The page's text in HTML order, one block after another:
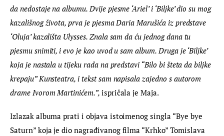
da nedostaje na albumu. Dvije pjesme ‘Ariel’ i ‘Biljke’ dio su mog
kazališnog života, prva je pjesma Daria Marušića iz predstave
‘Oluja’ kazališta Ulysses. Znala sam da ću jednog dana tu
pjesmu snimiti, i evo je kao uvod u sam album. Druga je ‘Biljke’
koja je nastala u tijeku rada na predstavi “Bilo bi šteta da biljke
krepaju” Kunsteatra, i tekst sam napisala zajedno s autorom
drame Ivorom Martinićem.”, ispričala je Maja.
Izlazak albuma prati i objava istoimenog singla “Bye bye
Saturn” koja je dio nagrađivanog filma “Krhko” Tomislava